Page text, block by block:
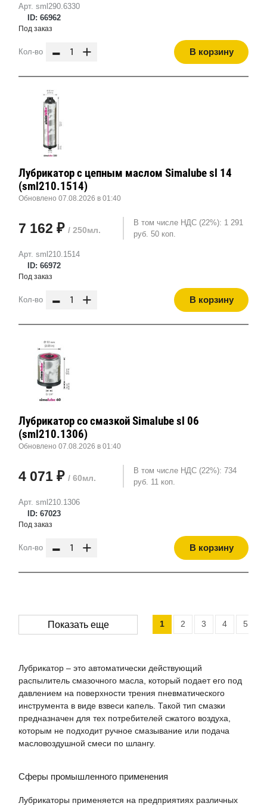
Арт. sml290.6330
ID: 66962
Под заказ
Кол-во - + В корзину
Арт. sml210.1514
ID: 66972
Лубрикатор с цепным маслом Simalube sl 14
(sml210.1514)
Обновлено 07.08.2026 в 01:40
7 162 ₽ / 250мл.
В том числе НДС (22%): 1 291
руб. 50 коп.
Под заказ
Кол-во - + В корзину
Арт. sml210.1306
ID: 67023
Лубрикатор со смазкой Simalube sl 06
(sml210.1306)
Обновлено 07.08.2026 в 01:40
4 071 ₽ / 60мл.
В том числе НДС (22%): 734
руб. 11 коп.
Под заказ
Кол-во - + В корзину
Показать еще 1 2 3 4 5
Лубрикатор – это автоматически действующий
распылитель смазочного масла, который подает его под
давлением на поверхности трения пневматического
инструмента в виде взвеси капель. Такой тип смазки
предназначен для тех потребителей сжатого воздуха,
которым не подходит ручное смазывание или подача
масловоздушной смеси по шлангу.
Сферы промышленного применения
Лубрикаторы применяется на предприятиях различных